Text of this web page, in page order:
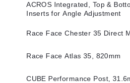
ACROS Integrated, Top &
Inserts for Angle Adjustment
Race Face Chester 35 Direct
Race Face Atlas 35, 820mm
CUBE Performance Post,